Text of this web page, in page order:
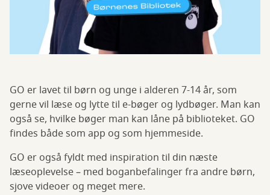
GO er lavet til børn og unge i alderen 7-14 år, som
gerne vil læse og lytte til e-bøger og lydbøger. Man kan
også se, hvilke bøger man kan låne på biblioteket. GO
findes både som app og som hjemmeside.
GO er også fyldt med inspiration til din næste
læseoplevelse – med boganbefalinger fra andre børn,
sjove videoer og meget mere.